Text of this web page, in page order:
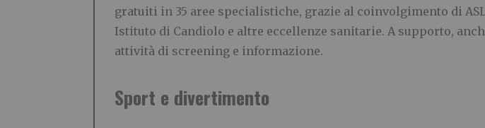
gratuiti in 35 aree specialistiche, grazie al coinvolgimento di
Istituto di Candiolo e altre eccellenze sanitarie. A supporto,
attività di screening e informazione.
Sport e divertimento